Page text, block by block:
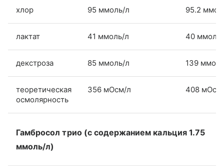
хлор 95 ммоль/л 95.2
лактат 41 ммоль/л 40
декстроза 85 ммоль/л 139
теоретическая
осмолярность
356 мОсм/л 408
Гамбросол трио (с содержанием кальция 1.75
ммоль/л)